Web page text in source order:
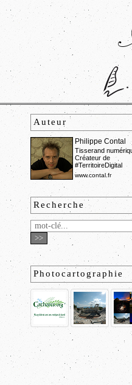
Auteur
Philippe Contal
Tisserand
Créateur de
#TerritoireDigital
www.contal.fr
Recherche
Photocartographie